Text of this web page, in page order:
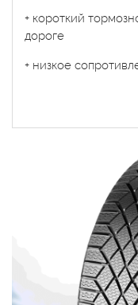
+ короткий
дороге
+ низкое